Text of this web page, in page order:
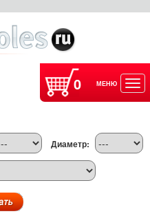
0 МЕНЮ
Диаметр: